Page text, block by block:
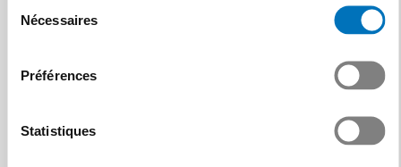
Nécessaires
Préférences
Statistiques
dans le recrutement, mais
élevée ou droit au
supplémentaire ?
de Zurich (AGer-Z 2025 n° 4)